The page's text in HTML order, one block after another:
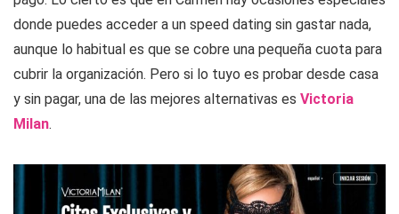
donde puedes acceder a un speed dating sin gastar nada,
aunque lo habitual es que se cobre una pequeña cuota para
cubrir la organización. Pero si lo tuyo es probar desde casa
y sin pagar, una de las mejores alternativas es Victoria
Milan.